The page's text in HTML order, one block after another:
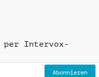
per Intervox-
Abonnieren